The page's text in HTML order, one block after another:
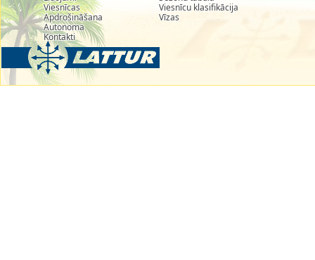
Viesnīcas
Apdrošināšana
Autonoma
Kontakti
Viesnīcu klasifikācija
Vīzas